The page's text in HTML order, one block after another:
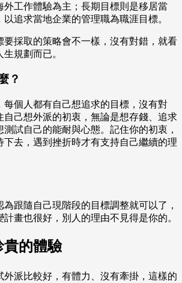
外工作體驗為主；長期目標則是移居當
追求當地企業的管理職為職涯目標。
要採取的策略會不一樣，沒有對錯，就看
規劃而已。
？
每個人都有自己想追求的目標，沒有對
自己想外派的初衷，無論是想存錢、追求
試自己的能耐與心態。記住你的初衷，
下去，遇到挫折時才有支持自己繼續的理
跟隨自己現階段的目標調整就可以了，
畫也很好，別人的理由不見得是你的。
貴的體驗
外派比較好，有體力、沒有牽掛，這樣的